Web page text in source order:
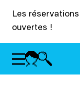
Les
ouvertes !